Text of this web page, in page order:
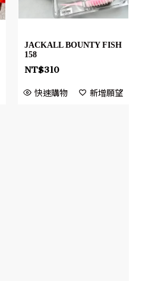
JACKALL BOUNTY FISH
158
NT$310
快速購物 新增願望